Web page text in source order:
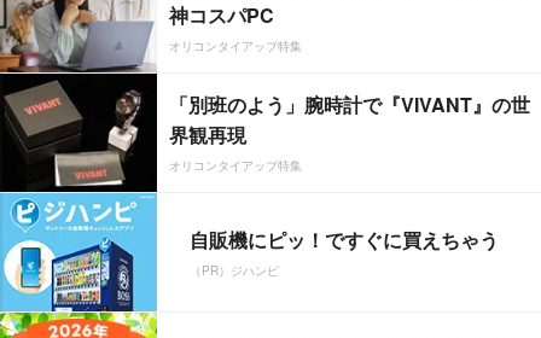
神コスパPC
オリコンタイアップ特集
「別班のよう」腕時計で『VIVANT』の世
界観再現
オリコンタイアップ特集
自販機にピッ！ですぐに買えちゃう
（PR）ジハンピ